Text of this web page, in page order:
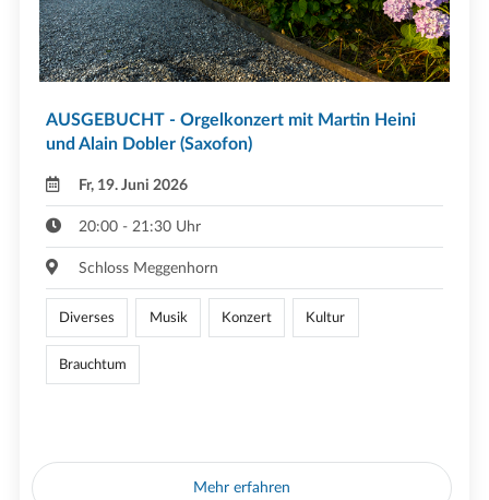
AUSGEBUCHT - Orgelkonzert mit Martin Heini
und Alain Dobler (Saxofon)
Fr, 19. Juni 2026
20:00 - 21:30 Uhr
Schloss Meggenhorn
Diverses Musik Konzert Kultur
Brauchtum
Mehr erfahren